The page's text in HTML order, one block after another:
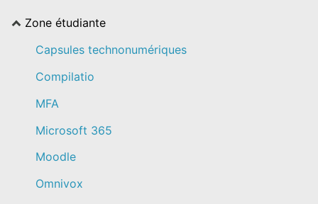
Zone étudiante
Capsules technonumériques
Compilatio
MFA
Microsoft 365
Moodle
Omnivox